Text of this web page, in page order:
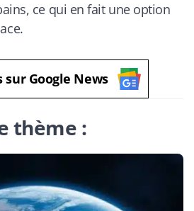
ce qui en fait une option
sur Google News
thème :